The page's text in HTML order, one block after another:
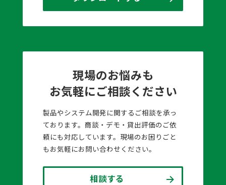
現場のお悩みも
お気軽にご相談ください
製品やシステム開発に関するご相談を承っ
ております。商談・デモ・貸出評価のご依
頼にも対応しています。現場のお困りごと
もお気軽にお問い合わせください。
相談する